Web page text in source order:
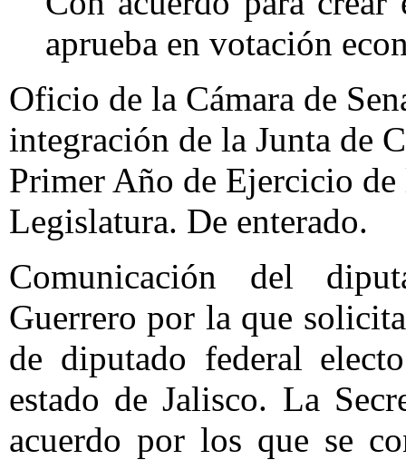
aprueba en votación
Oficio de la Cámara de
integración de la Junta de
Primer Año de Ejercicio
Legislatura. De enterado.
Comunicación del
Guerrero por la que
de diputado federal
estado de Jalisco. La
acuerdo por los que se